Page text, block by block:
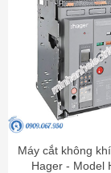
Máy cắt không
Hager - Model